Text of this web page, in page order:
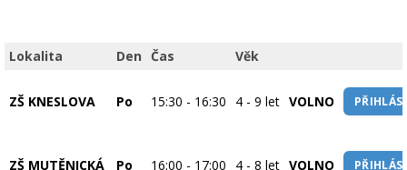
Lokalita Den Čas Věk
ZŠ KNESLOVA Po 15:30 - 16:30 4 - 9 let VOLNO
ZŠ MUTĚNICKÁ Po 16:00 - 17:00 4 - 8 let VOLNO